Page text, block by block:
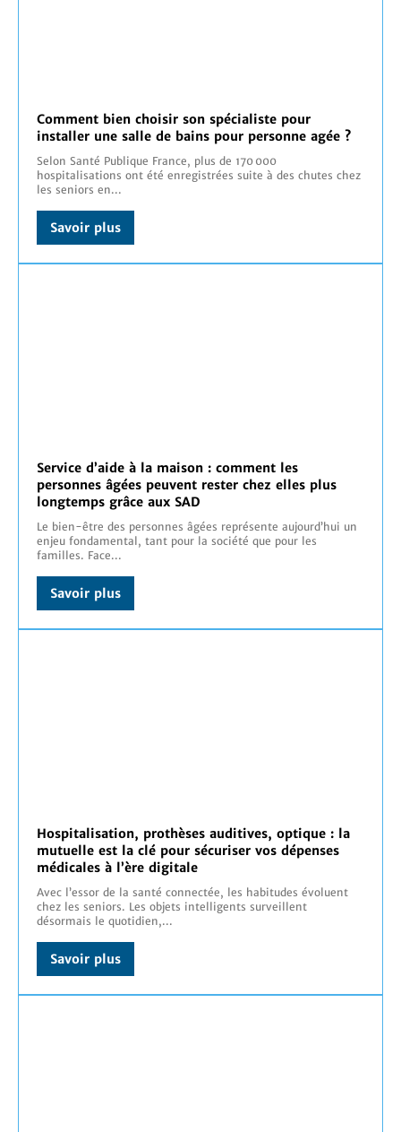
Comment bien choisir son spécialiste pour
installer une salle de bains pour personne agée ?
Selon Santé Publique France, plus de 170 000
hospitalisations ont été enregistrées suite à des chutes chez
les seniors en...
Savoir plus
Service d’aide à la maison : comment les
personnes âgées peuvent rester chez elles plus
longtemps grâce aux SAD
Le bien-être des personnes âgées représente aujourd’hui un
enjeu fondamental, tant pour la société que pour les
familles. Face...
Savoir plus
Hospitalisation, prothèses auditives, optique : la
mutuelle est la clé pour sécuriser vos dépenses
médicales à l’ère digitale
Avec l’essor de la santé connectée, les habitudes évoluent
chez les seniors. Les objets intelligents surveillent
désormais le quotidien,...
Savoir plus